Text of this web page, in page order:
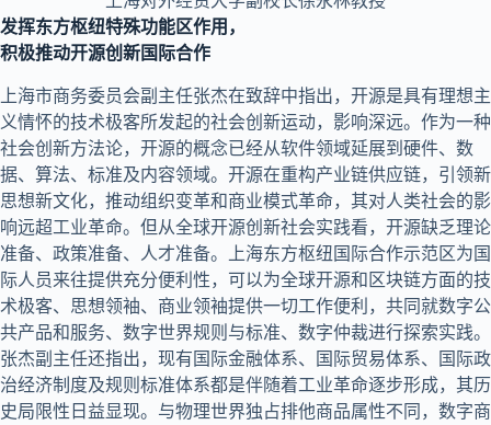
发挥东方枢纽特殊功能区作用，
积极推动开源创新国际合作
上海市商务委员会副主任张杰在致辞中指出，开源是具有理想主
义情怀的技术极客所发起的社会创新运动，影响深远。作为一种
社会创新方法论，开源的概念已经从软件领域延展到硬件、数
据、算法、标准及内容领域。开源在重构产业链供应链，引领新
思想新文化，推动组织变革和商业模式革命，其对人类社会的影
响远超工业革命。但从全球开源创新社会实践看，开源缺乏理论
准备、政策准备、人才准备。上海东方枢纽国际合作示范区为国
际人员来往提供充分便利性，可以为全球开源和区块链方面的技
术极客、思想领袖、商业领袖提供一切工作便利，共同就数字公
共产品和服务、数字世界规则与标准、数字仲裁进行探索实践。
张杰副主任还指出，现有国际金融体系、国际贸易体系、国际政
治经济制度及规则标准体系都是伴随着工业革命逐步形成，其历
史局限性日益显现。与物理世界独占排他商品属性不同，数字商